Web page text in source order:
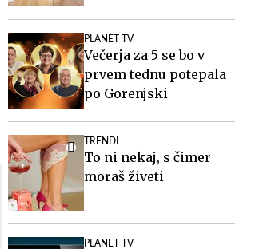
PLANET TV
Večerja za 5 se bo v
prvem tednu potepala
po Gorenjski
TRENDI
To ni nekaj, s čimer
moraš živeti
PLANET TV